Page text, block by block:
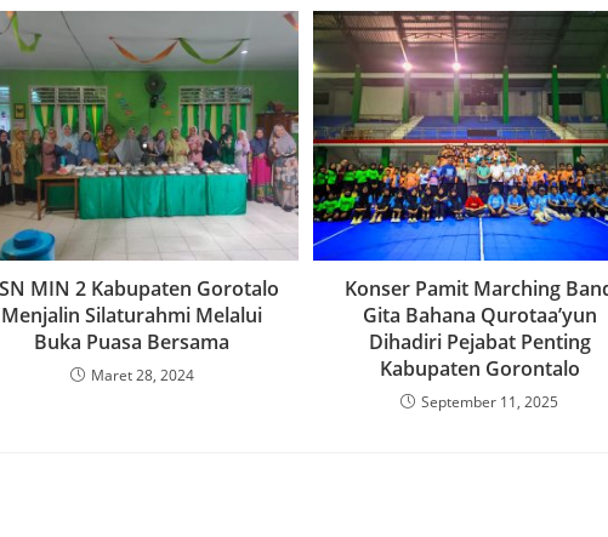
MIN 2 Kabupaten Gorotalo
Menjalin Silaturahmi Melalui
Buka Puasa Bersama
Maret 28, 2024
Konser Pamit Marching
Gita Bahana Qurotaa’yun
Dihadiri Pejabat Penting
Kabupaten Gorontalo
September 11, 2025